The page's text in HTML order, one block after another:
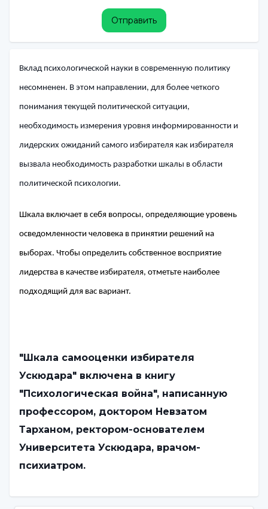
Отправить
Вклад психологической науки в современную политику
несомненен. В этом направлении, для более четкого
понимания текущей политической ситуации,
необходимость измерения уровня информированности и
лидерских ожиданий самого избирателя как избирателя
вызвала необходимость разработки шкалы в области
политической психологии.
Шкала включает в себя вопросы, определяющие уровень
осведомленности человека в принятии решений на
выборах. Чтобы определить собственное восприятие
лидерства в качестве избирателя, отметьте наиболее
подходящий для вас вариант.
"Шкала самооценки избирателя
Ускюдара" включена в книгу
"Психологическая война", написанную
профессором, доктором Невзатом
Тарханом, ректором-основателем
Университета Ускюдара, врачом-
психиатром.